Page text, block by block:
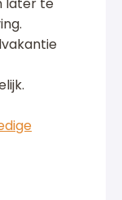
later te